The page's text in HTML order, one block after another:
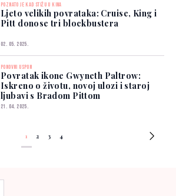
POZNATO JE KAD STIŽU U KINA
Ljeto velikih povrataka: Cruise, King i
Pitt donose tri blockbustera
02. 05. 2025.
PONOVNI USPON
Povratak ikone Gwyneth Paltrow:
Iskreno o životu, novoj ulozi i staroj
ljubavi s Bradom Pittom
21. 04. 2025.
1 2 3 4